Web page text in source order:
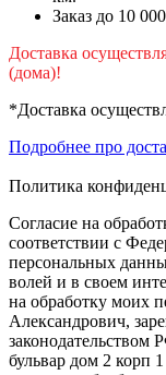
Заказ до 10
Доставка
(дома)!
*Доставка
Подробнее про
Политика
Согласие на
соответствии с
персональных
волей и в своем
на обработку моих
Александрович,
законодательством
бульвар дом 2 корп